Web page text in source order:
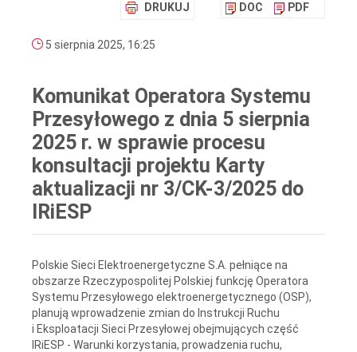
DRUKUJ DOC PDF
5 sierpnia 2025, 16:25
Komunikat Operatora Systemu
Przesyłowego z dnia 5 sierpnia
2025 r. w sprawie procesu
konsultacji projektu Karty
aktualizacji nr 3/CK-3/2025 do
IRiESP
Polskie Sieci Elektroenergetyczne S.A. pełniące na
obszarze Rzeczypospolitej Polskiej funkcję Operatora
Systemu Przesyłowego elektroenergetycznego (OSP),
planują wprowadzenie zmian do Instrukcji Ruchu
i Eksploatacji Sieci Przesyłowej obejmujących część
IRiESP - Warunki korzystania, prowadzenia ruchu,